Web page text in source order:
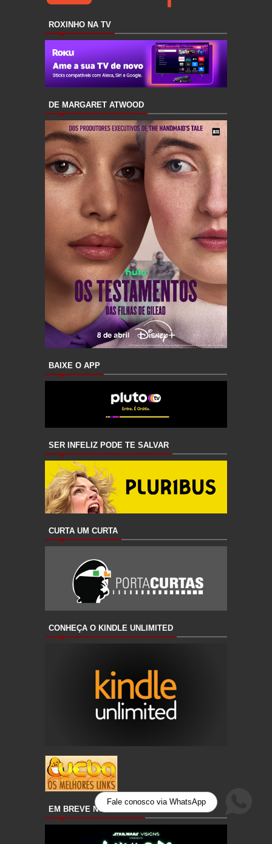
Fale conosco via WhatsApp
ROXINHO NA TV
DE MARGARET ATWOOD
BAIXE O APP
SER INFELIZ PODE TE SALVAR
CURTA UM CURTA
CONHEÇA O KINDLE UNLIMITED
EM BREVE NO DISNEY+